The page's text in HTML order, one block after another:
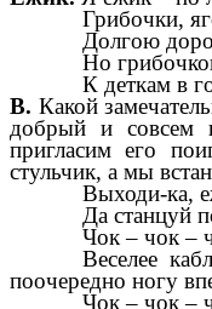
Грибочки,
Долгою
Но
К деткам в
В. Какой
добрый и совсем
пригласим его
стульчик, а мы
Выходи-
Да станцуй
Чок – чок –
Веселее
поочередно ногу
Чок – чок –